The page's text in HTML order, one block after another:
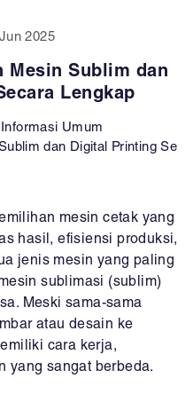
2025
Mesin Sublim dan
Lengkap
Informasi Umum
dan Digital Printing Se
mesin cetak yang
hasil, efisiensi produksi,
jenis mesin yang paling
sublimasi (sublim)
Meski sama-sama
atau desain ke
cara kerja,
yang sangat berbeda.